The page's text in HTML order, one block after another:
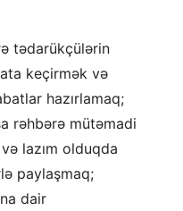
tədarükçülərin
keçirmək və
hazırlamaq;
rəhbərə mütəmadi
lazım olduqda
paylaşmaq;
dair